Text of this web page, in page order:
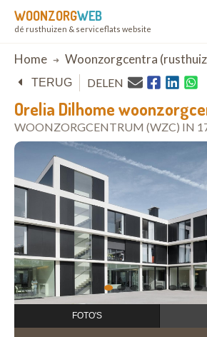
WOONZORGWEB
dé rusthuizen & serviceflats website
Breadcrumb
Home Woonzorgcentra
Orelia Dilhome
WOONZORGCENTRUM (WZC) IN
TERUG DELEN
1 2 3 4 5 6 7 8
open in Google Maps
FOTO'S